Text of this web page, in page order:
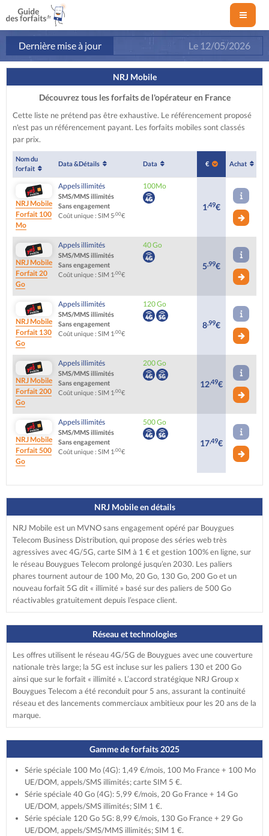
Dernière mise à jour Le 12/05/2026
NRJ Mobile
Découvrez tous les forfaits de l'opérateur en France
Cette liste ne prétend pas être exhaustive. Le référencement proposé
n'est pas un référencement payant. Les forfaits mobiles sont classés
par prix.
Nom du
forfait
Data &Détails Data € Achat
NRJ Mobile
Forfait 100
Mo
Appels illimités
SMS/MMS illimités
Sans engagement
Coût unique : SIM 5 ,00€
100Mo
1,49€
NRJ Mobile
Forfait 20
Go
Appels illimités
SMS/MMS illimités
Sans engagement
Coût unique : SIM 1 ,00€
40 Go
5,99€
NRJ Mobile
Forfait 130
Go
Appels illimités
SMS/MMS illimités
Sans engagement
Coût unique : SIM 1 ,00€
120 Go
8,99€
NRJ Mobile
Forfait 200
Go
Appels illimités
SMS/MMS illimités
Sans engagement
Coût unique : SIM 1 ,00€
200 Go
12,49€
NRJ Mobile
Forfait 500
Go
Appels illimités
SMS/MMS illimités
Sans engagement
Coût unique : SIM 1 ,00€
500 Go
17,49€
NRJ Mobile en détails
NRJ Mobile est un MVNO sans engagement opéré par Bouygues
Telecom Business Distribution, qui propose des séries web très
agressives avec 4G/5G, carte SIM à 1 € et gestion 100% en ligne, sur
le réseau Bouygues Telecom prolongé jusqu’en 2030. Les paliers
phares tournent autour de 100 Mo, 20 Go, 130 Go, 200 Go et un
nouveau forfait 5G dit « illimité » basé sur des paliers de 500 Go
réactivables gratuitement depuis l’espace client.
Réseau et technologies
Les offres utilisent le réseau 4G/5G de Bouygues avec une couverture
nationale très large; la 5G est incluse sur les paliers 130 et 200 Go
ainsi que sur le forfait « illimité ». L’accord stratégique NRJ Group x
Bouygues Telecom a été reconduit pour 5 ans, assurant la continuité
réseau et des lancements commerciaux ambitieux pour les 20 ans de la
marque.
Gamme de forfaits 2025
Série spéciale 100 Mo (4G): 1,49 €/mois, 100 Mo France + 100 Mo
UE/DOM, appels/SMS illimités; carte SIM 5 €.
Série spéciale 40 Go (4G): 5,99 €/mois, 20 Go France + 14 Go
UE/DOM, appels/SMS illimités; SIM 1 €.
Série spéciale 120 Go 5G: 8,99 €/mois, 130 Go France + 29 Go
UE/DOM, appels/SMS/MMS illimités; SIM 1 €.